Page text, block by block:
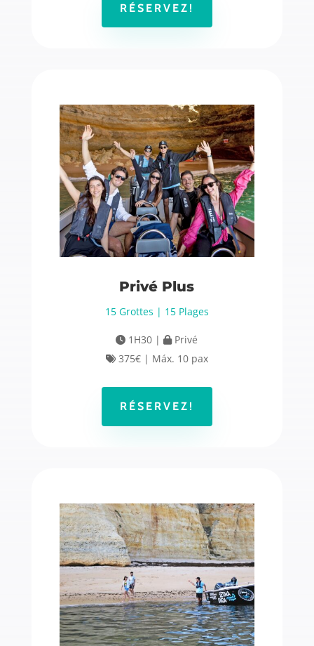
RÉSERVEZ!
Privé Plus
15 Grottes | 15 Plages
1H30 |
Privé
375€ | Máx. 10 pax
RÉSERVEZ!